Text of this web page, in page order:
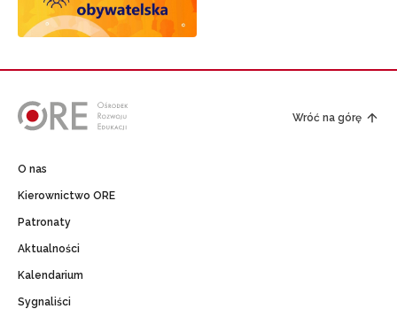
Wróć na górę
O nas
Kierownictwo ORE
Patronaty
Aktualności
Kalendarium
Sygnaliści